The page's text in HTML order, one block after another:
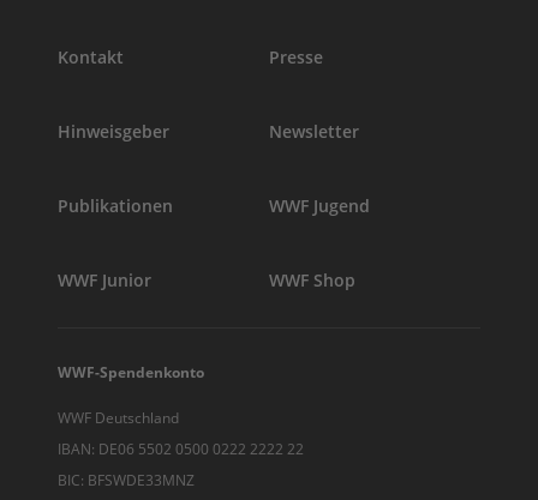
Kontakt Presse
Hinweisgeber Newsletter
Publikationen WWF Jugend
WWF Junior WWF Shop
WWF-Spendenkonto
WWF Deutschland
IBAN: DE06 5502 0500 0222 2222 22
BIC: BFSWDE33MNZ